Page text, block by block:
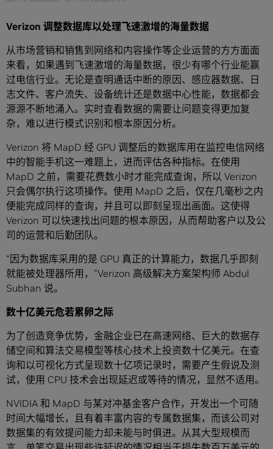
Verizon 调整数据库以处理飞速激增的海量数据
从市场营销和销售到网络和内容操作等企业运营的方方面面
来看，如果遇到飞速激增的海量数据，很少有哪个行业能赢
过电信行业。无论是查明通话中断的原因、感应器数据、日
志文件、客户流失、设备统计还是数据中心性能，数据都会
源源不断地涌入。实时查看数据的需要让问题变得更加复
杂，难以进行模式识别和根本原因分析。
Verizon 将 MapD 经 GPU 调整后的数据库用在监控电信网络
中的智能手机这一难题上，进而评估各种指标。在使用
MapD 之前，需要花费数小时才能完成查询，所以 Verizon
只会偶尔执行这项操作。使用 MapD 之后，仅在几毫秒之内
便能完成同样的查询，并且可以即刻呈现出画面。这使得
Verizon 可以快速找出问题的根本原因，从而帮助客户以及公
司的运营和后勤团队。
“因为数据库采用的是 GPU 真正的计算能力，数据几乎即刻
就能被处理器所用，”Verizon 高级解决方案架构师 Abdul
Subhan 说。
数十亿美元危若累卵之际
为了创造竞争优势，金融企业已在高速网络、巨大的数据存
储空间和算法交易模型等核心技术上投资数十亿美元。在查
询和以可视化方式呈现数十亿项记录时，需要产生假说及测
试，使用 CPU 技术会出现延迟或等待的情况，显然不适用。
NVIDIA 和 MapD 与某对冲基金客户合作，开发出一个可随
时间大幅增长，且有着丰富内容的专属数据集，而该公司对
数据集的有效提问能力却未能与时俱进。从其大型规模而